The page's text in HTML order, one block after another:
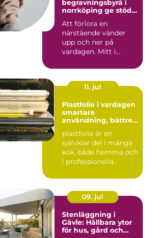
begravningsbyrå i
norrköping ge stöd
Att förlora en
närstående vänder
upp och ner på
vardagen. Mitt i
anhöriga också fatta...
11. jul
Plastfolie i vardagen
smartare
användning, bättre
plastfolie är en
självklar del i många
kök, både hemma och
i professionella
håller...
09. jul
Stenläggning i
Gävle: Hållbara ytor
för hus, gård och